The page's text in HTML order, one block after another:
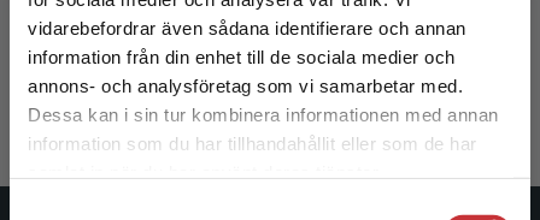
vidarebefordrar även sådana identifierare och annan
information från din enhet till de sociala medier och
annons- och analysföretag som vi samarbetar med.
Dessa kan i sin tur kombinera informationen med annan
information som du har tillhandahållit eller som de har
Begränsad fraktregion
Det verkar som att du besöker
studentlitteratur.se via en enhet utanför Sverige.
Vi erbjuder inte leveranser utanför Sverige. För
Nääv, M - Zamboni, M (red.)
279 krinkl. moms
Exkl. moms: 263 kr